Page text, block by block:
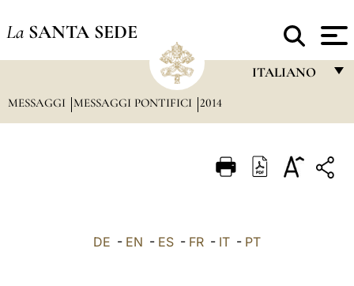
La SANTA SEDE
ITALIANO
ITALIANO
MESSAGGI MESSAGGI PONTIFICI 2014
DE - EN - ES - FR - IT - PT